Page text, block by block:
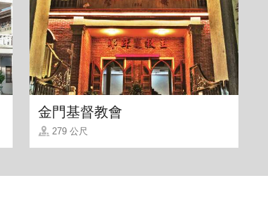
金門基督教會
279 公尺